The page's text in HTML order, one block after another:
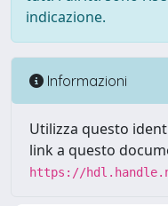
indicazione.
Informazioni
Utilizza questo
link a questo
https://